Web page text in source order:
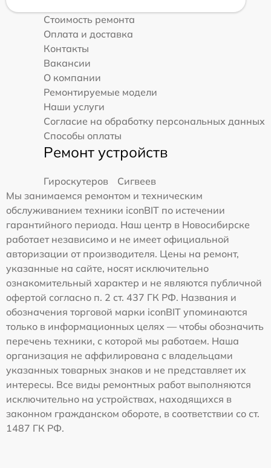
Стоимость ремонта
Оплата и доставка
Контакты
Вакансии
О компании
Ремонтируемые модели
Наши услуги
Согласие на обработку персональных данных
Способы оплаты
Ремонт устройств
Гироскутеров
Сигвеев
Мы занимаемся ремонтом и техническим
обслуживанием техники iconBIT по истечении
гарантийного периода. Наш центр в Новосибирске
работает независимо и не имеет официальной
авторизации от производителя. Цены на ремонт,
указанные на сайте, носят исключительно
ознакомительный характер и не являются публичной
офертой согласно п. 2 ст. 437 ГК РФ. Названия и
обозначения торговой марки iconBIT упоминаются
только в информационных целях — чтобы обозначить
перечень техники, с которой мы работаем. Наша
организация не аффилирована с владельцами
указанных товарных знаков и не представляет их
интересы. Все виды ремонтных работ выполняются
исключительно на устройствах, находящихся в
законном гражданском обороте, в соответствии со ст.
1487 ГК РФ.